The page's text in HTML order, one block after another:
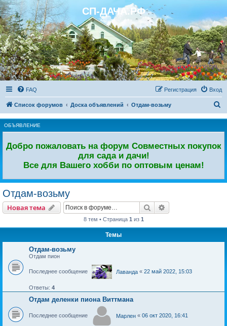
Регистрация СП-ДАЧА.РФ
FAQ Вход
Регистрация
Список форумов Доска объявлений Отдам-возьму
ОБЪЯВЛЕНИЕ
Добро пожаловать на форум Совместных покупок
для сада и дачи!
Все для Вашего хобби по оптовым ценам!
Отдам-возьму
Новая тема
Новаятема Поиск
8 тем • Страница 1 из 1
Темы
Отдам-возьму
Отдам пион
Последнее сообщение Лаванда « 22 май 2022, 15:03
Ответы: 4
Отдам деленки пиона Виттмана
Последнее сообщение Марлен « 06 окт 2020, 16:41